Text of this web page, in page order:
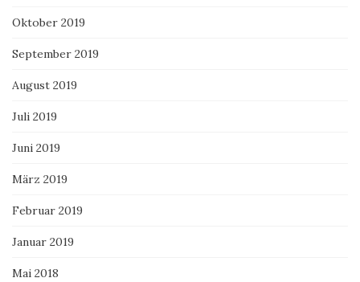
Oktober 2019
September 2019
August 2019
Juli 2019
Juni 2019
März 2019
Februar 2019
Januar 2019
Mai 2018